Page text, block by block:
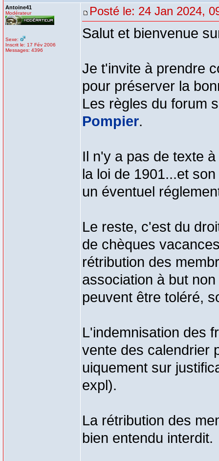
Antoine41
Modérateur
Sexe:
Inscrit le: 17 Fév 2006
Messages: 4396
Posté le: 24 Jan 2024,
Salut et bienvenue
Je t'invite à prendre
pour préserver la
Les règles du forum
Pompier.
Il n'y a pas de texte
la loi de 1901...et
un éventuel
Le reste, c'est du
de chèques
rétribution des
association à but
peuvent être toléré,
L'indemnisation des
vente des calendrier
uiquement sur
expl).
La rétribution des
bien entendu interdit.